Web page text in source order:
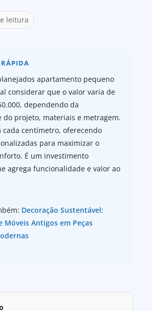
leitura
apartamento pequeno
considerar que o valor varia de
dependendo da
do projeto, materiais e metragem.
cada centímetro, oferecendo
para maximizar o
É um investimento
agrega funcionalidade e valor ao
Decoração Sustentável:
Móveis Antigos em Peças